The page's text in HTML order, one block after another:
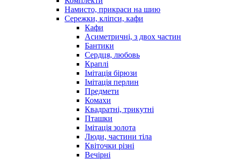
Намисто, прикраси на шию
Сережки, кліпси, кафи
Кафи
Асиметричні, з двох частин
Бантики
Сердця, любовь
Краплі
Імітація бірюзи
Імітація перлин
Предмети
Комахи
Квадратні, трикутні
Пташки
Імітація золота
Люди, частини тіла
Квіточки різні
Вечірні